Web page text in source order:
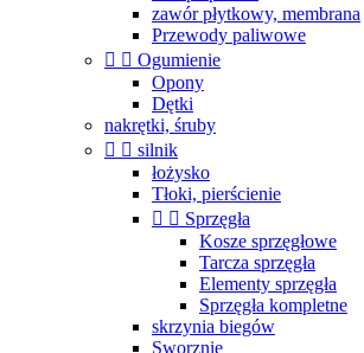
zawór płytkowy, membrana
Przewody paliwowe
  Ogumienie
Opony
Dętki
nakrętki, śruby
  silnik
łożysko
Tłoki, pierścienie
  Sprzęgła
Kosze sprzęgłowe
Tarcza sprzęgła
Elementy sprzęgła
Sprzęgła kompletne
skrzynia biegów
Sworznie